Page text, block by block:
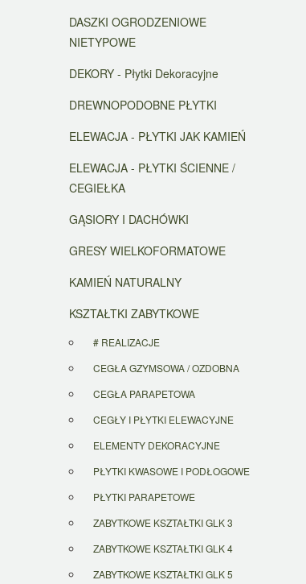
DASZKI OGRODZENIOWE
NIETYPOWE
DEKORY - Płytki Dekoracyjne
DREWNOPODOBNE PŁYTKI
ELEWACJA - PŁYTKI JAK KAMIEŃ
ELEWACJA - PŁYTKI ŚCIENNE /
CEGIEŁKA
GĄSIORY I DACHÓWKI
GRESY WIELKOFORMATOWE
KAMIEŃ NATURALNY
KSZTAŁTKI ZABYTKOWE
# REALIZACJE
CEGŁA GZYMSOWA / OZDOBNA
CEGŁA PARAPETOWA
CEGŁY I PŁYTKI ELEWACYJNE
ELEMENTY DEKORACYJNE
PŁYTKI KWASOWE I PODŁOGOWE
PŁYTKI PARAPETOWE
ZABYTKOWE KSZTAŁTKI GLK 3
ZABYTKOWE KSZTAŁTKI GLK 4
ZABYTKOWE KSZTAŁTKI GLK 5